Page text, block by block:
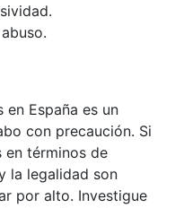
España es un
con precaución. Si
en términos de
la legalidad son
por alto. Investigue